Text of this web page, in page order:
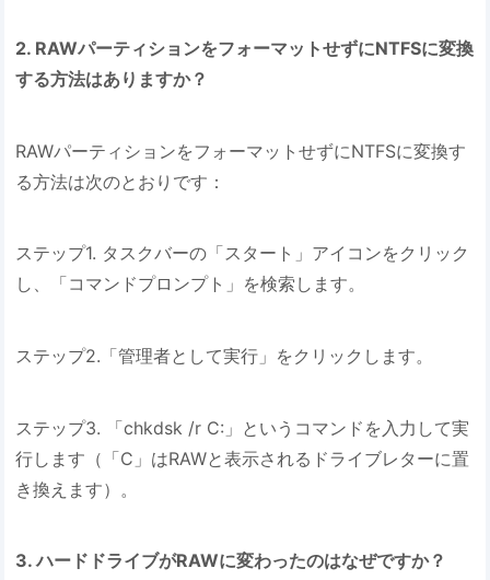
2. RAWパーティションをフォーマットせずにNTFSに変換
する方法はありますか？
RAWパーティションをフォーマットせずにNTFSに変換す
る方法は次のとおりです：
ステップ1. タスクバーの「スタート」アイコンをクリック
し、「コマンドプロンプト」を検索します。
ステップ2.「管理者として実行」をクリックします。
ステップ3. 「chkdsk /r C:」というコマンドを入力して実
行します（「C」はRAWと表示されるドライブレターに置
き換えます）。
3. ハードドライブがRAWに変わったのはなぜですか？